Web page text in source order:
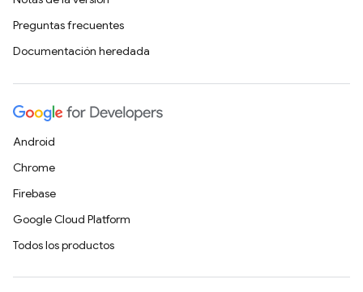
Preguntas frecuentes
Documentación heredada
Android
Chrome
Firebase
Google Cloud Platform
Todos los productos